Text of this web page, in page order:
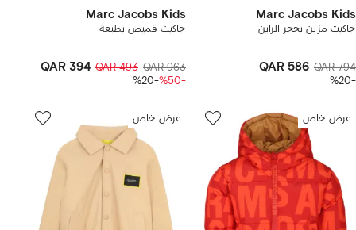
Marc Jacobs Kids
جاكيت مزين بحجر الراين
QAR 794
QAR 586
-%20
Marc Jacobs Kids
جاكيت قميص بطبعة
QAR 963
QAR 493
QAR 394
-%50
-%20
عرض خاص عرض خاص